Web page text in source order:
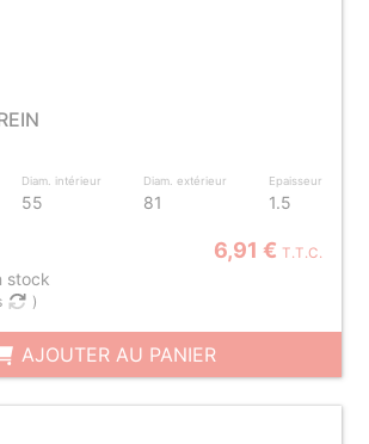
Diam. intérieur
55
Diam. extérieur
81
Epaisseur
1.5
6,91 € T.T.C.
stock
)
AJOUTER AU PANIER